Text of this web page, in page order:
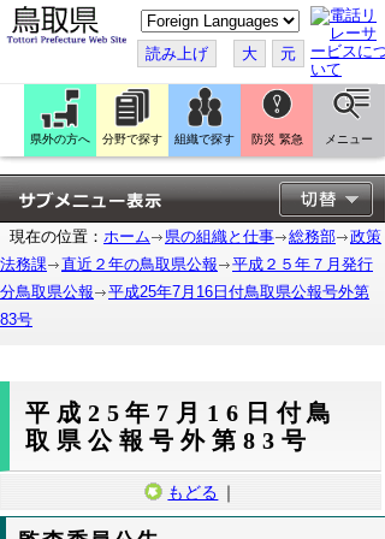
こ
の
ペ
ー
ジ
翻
訳
す
る
読み上げ 大 元
県外の方へ 分野で探す 組織で探す 防災 緊急 メニュー
現在の位置： ホーム 県の組織と仕事 総務部
政策
法務課
直近２年の鳥取県公報
平成２５年７月発行
分鳥取県公報
平成25年7月16日付鳥取県公報号外第
83号
平成25年7月16日付鳥
取県公報号外第83号
もどる ｜